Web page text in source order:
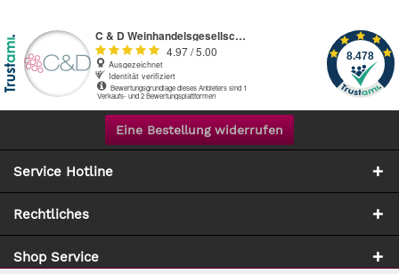
Eine Bestellung widerrufen
Service Hotline
Rechtliches
Shop Service